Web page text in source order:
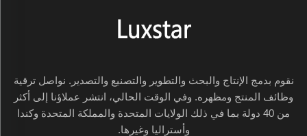
الجدران،
فإن هذه
المواقد
نقوم بدمج الإنتاج والبحث والتطوير والتصنيع والتصدير. نواصل ترقية
وظائف المنتج ومظهره. وفي الوقت الحالي، انتشر عملاؤنا إلى أكثر
من 40 دولة بما في ذلك الولايات المتحدة والمملكة المتحدة وكندا
وأستراليا وغيرها.